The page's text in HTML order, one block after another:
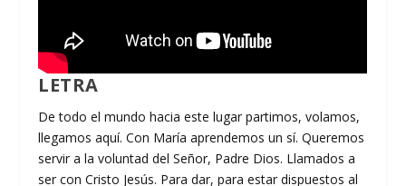
LETRA
De todo el mundo hacia este lugar partimos, volamos,
llegamos aquí. Con María aprendemos un sí. Queremos
servir a la voluntad del Señor, Padre Dios. Llamados a
ser con Cristo Jesús. Para dar, para estar dispuestos al